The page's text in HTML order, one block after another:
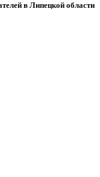
в Липецкой области